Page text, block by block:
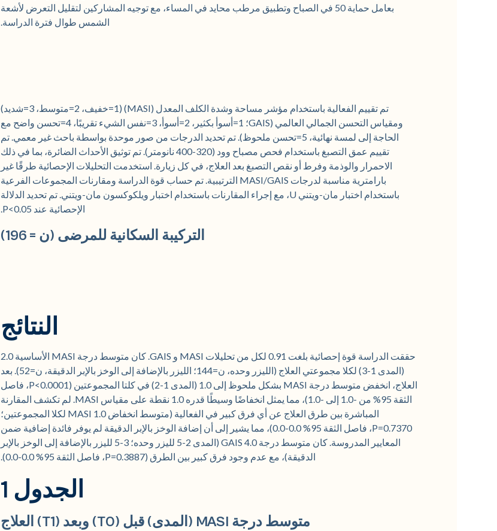
بعامل حماية 50 في الصباح وتطبيق مرطب محايد في المساء، مع توجيه المشاركين لتقليل التعرض لأشعة
الشمس طوال فترة الدراسة.
تم تقييم الفعالية باستخدام مؤشر مساحة وشدة الكلف المعدل (MASI) (1=خفيف، 2=متوسط، 3=شديد)
ومقياس التحسن الجمالي العالمي (GAIS؛ 1=أسوأ بكثير، 2=أسوأ، 3=نفس الشيء تقريبًا، 4=تحسن واضح مع
الحاجة إلى لمسة نهائية، 5=تحسن ملحوظ). تم تحديد الدرجات من صور موحدة بواسطة باحث غير معمي. تم
تقييم عمق التصبغ باستخدام فحص مصباح وود (320-400 نانومتر). تم توثيق الأحداث الضائرة، بما في ذلك
الاحمرار والوذمة وفرط أو نقص التصبغ بعد العلاج، في كل زيارة. استخدمت التحليلات الإحصائية طرقًا غير
بارامترية مناسبة لدرجات MASI/GAIS الترتيبية. تم حساب قوة الدراسة ومقارنات المجموعات الفرعية
باستخدام اختبار مان-ويتني U، مع إجراء المقارنات باستخدام اختبار ويلكوكسون مان-ويتني. تم تحديد الدلالة
الإحصائية عند P<0.05.
التركيبة السكانية للمرضى (ن = 196)
النتائج
حققت الدراسة قوة إحصائية بلغت 0.91 لكل من تحليلات MASI و GAIS. كان متوسط درجة MASI الأساسية 2.0
(المدى 1-3) لكلا مجموعتي العلاج (الليزر وحده، ن=144؛ الليزر بالإضافة إلى الوخز بالإبر الدقيقة، ن=52). بعد
العلاج، انخفض متوسط درجة MASI بشكل ملحوظ إلى 1.0 (المدى 1-2) في كلتا المجموعتين (P<0.0001، فاصل
الثقة 95% من -1.0 إلى -1.0)، مما يمثل انخفاضًا وسيطًا قدره 1.0 نقطة على مقياس MASI. لم تكشف المقارنة
المباشرة بين طرق العلاج عن أي فرق كبير في الفعالية (متوسط انخفاض MASI 1.0 لكلا المجموعتين؛
P=0.7370، فاصل الثقة 95% 0.0-0.0)، مما يشير إلى أن إضافة الوخز بالإبر الدقيقة لم يوفر فائدة إضافية ضمن
المعايير المدروسة. كان متوسط درجة GAIS 4.0 (المدى 2-5 لليزر وحده؛ 3-5 لليزر بالإضافة إلى الوخز بالإبر
الدقيقة)، مع عدم وجود فرق كبير بين الطرق (P=0.3887، فاصل الثقة 95% 0.0-0.0).
الجدول 1
متوسط درجة MASI (المدى) قبل (T0) وبعد (T1) العلاج